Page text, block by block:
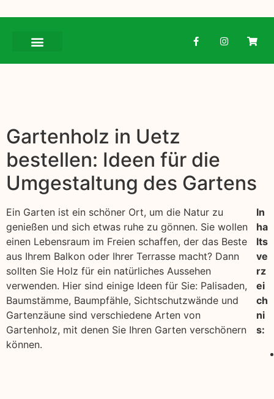
Gartenholz in Uetz
bestellen: Ideen für die
Umgestaltung des Gartens
Ein Garten ist ein schöner Ort, um die Natur zu
genießen und sich etwas ruhe zu gönnen. Sie wollen
einen Lebensraum im Freien schaffen, der das Beste
aus Ihrem Balkon oder Ihrer Terrasse macht? Dann
sollten Sie Holz für ein natürliches Aussehen
verwenden. Hier sind einige Ideen für Sie: Palisaden,
Baumstämme, Baumpfähle, Sichtschutzwände und
Gartenzäune sind verschiedene Arten von
Gartenholz, mit denen Sie Ihren Garten verschönern
können.
In
ha
lts
ve
rz
ei
ch
ni
s: